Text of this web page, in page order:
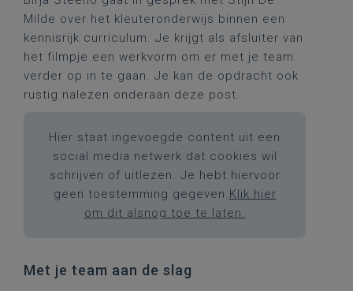
Milde over het kleuteronderwijs binnen een
kennisrijk curriculum. Je krijgt als afsluiter van
het filmpje een werkvorm om er met je team
verder op in te gaan. Je kan de opdracht ook
rustig nalezen onderaan deze post.
Hier staat ingevoegde content uit een
social media netwerk dat cookies wil
schrijven of uitlezen. Je hebt hiervoor
geen toestemming gegeven. Klik hier
om dit alsnog toe te laten.
Met je team aan de slag